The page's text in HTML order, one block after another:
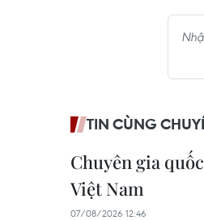
TIN CÙNG
Chuyên gia
Việt Nam
07/08/2026 12:46